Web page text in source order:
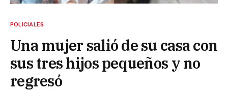
POLICIALES
Una mujer salió de su casa con
sus tres hijos pequeños y no
regresó